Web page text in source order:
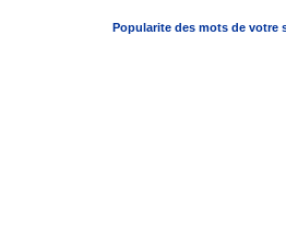
Popularite des mots de votre